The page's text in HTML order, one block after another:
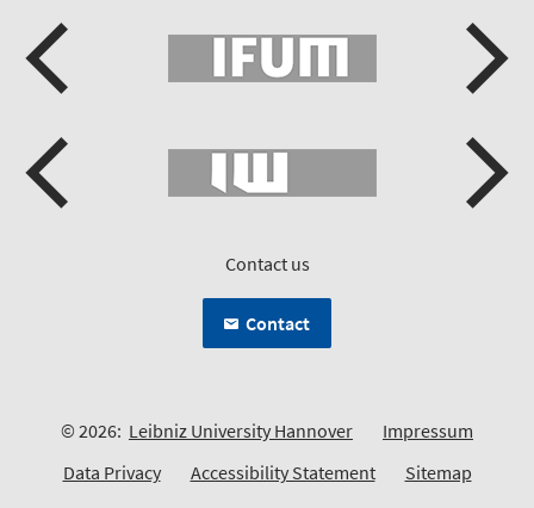
Contact us
Contact
© 2026: Leibniz University Hannover
Impressum
Data Privacy
Accessibility Statement Sitemap